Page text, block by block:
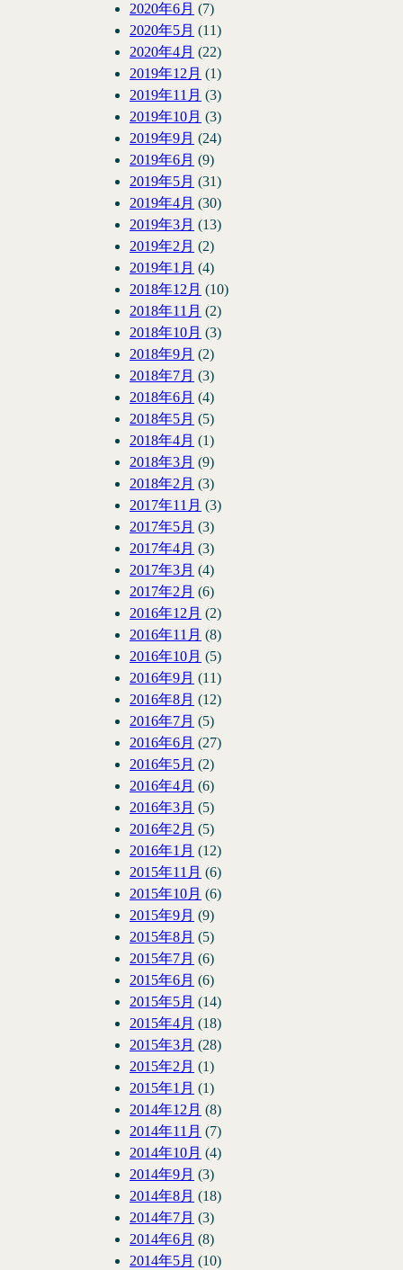
2020年6月 (7)
2020年5月 (11)
2020年4月 (22)
2019年12月 (1)
2019年11月 (3)
2019年10月 (3)
2019年9月 (24)
2019年6月 (9)
2019年5月 (31)
2019年4月 (30)
2019年3月 (13)
2019年2月 (2)
2019年1月 (4)
2018年12月 (10)
2018年11月 (2)
2018年10月 (3)
2018年9月 (2)
2018年7月 (3)
2018年6月 (4)
2018年5月 (5)
2018年4月 (1)
2018年3月 (9)
2018年2月 (3)
2017年11月 (3)
2017年5月 (3)
2017年4月 (3)
2017年3月 (4)
2017年2月 (6)
2016年12月 (2)
2016年11月 (8)
2016年10月 (5)
2016年9月 (11)
2016年8月 (12)
2016年7月 (5)
2016年6月 (27)
2016年5月 (2)
2016年4月 (6)
2016年3月 (5)
2016年2月 (5)
2016年1月 (12)
2015年11月 (6)
2015年10月 (6)
2015年9月 (9)
2015年8月 (5)
2015年7月 (6)
2015年6月 (6)
2015年5月 (14)
2015年4月 (18)
2015年3月 (28)
2015年2月 (1)
2015年1月 (1)
2014年12月 (8)
2014年11月 (7)
2014年10月 (4)
2014年9月 (3)
2014年8月 (18)
2014年7月 (3)
2014年6月 (8)
2014年5月 (10)